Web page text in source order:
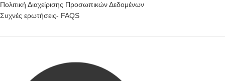
Πολιτική Διαχείρισης Προσωπικών Δεδομένων
Συχνές ερωτήσεις- FAQS